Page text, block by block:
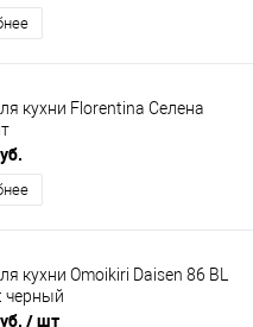
кухни Florentina Селена
кухни Omoikiri Daisen 86 BL
черный
/ шт